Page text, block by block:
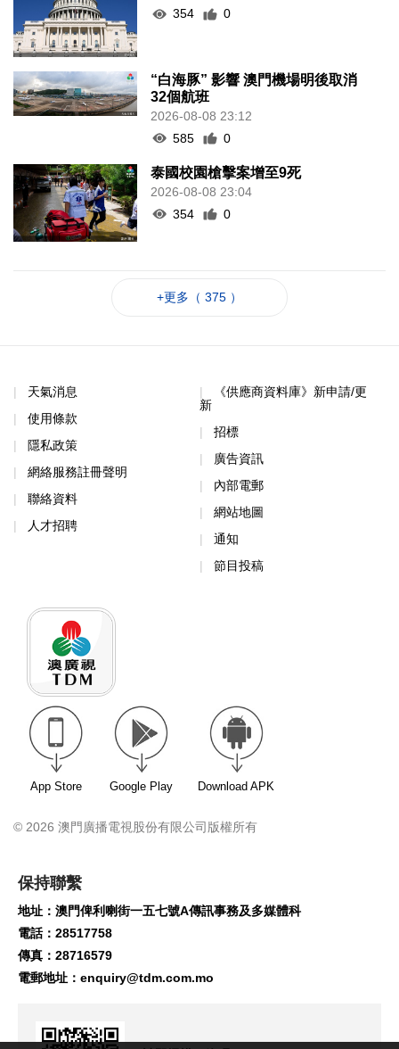
354
0
“白海豚” 影響 澳門機場明後取消
32個航班
2026-08-08 23:12
585
0
泰國校園槍擊案增至9死
2026-08-08 23:04
354
0
+更多（ 375 ）
天氣消息
使用條款
隱私政策
網絡服務註冊聲明
聯絡資料
人才招聘
《供應商資料庫》新申請/更
新
招標
廣告資訊
內部電郵
網站地圖
通知
節目投稿
App Store Google Play Download APK
© 2026 澳門廣播電視股份有限公司版權所有
保持聯繫
地址：澳門俾利喇街一五七號A傳訊事務及多媒體科
電話：28517758
傳真：28716579
電郵地址： enquiry@tdm.com.mo